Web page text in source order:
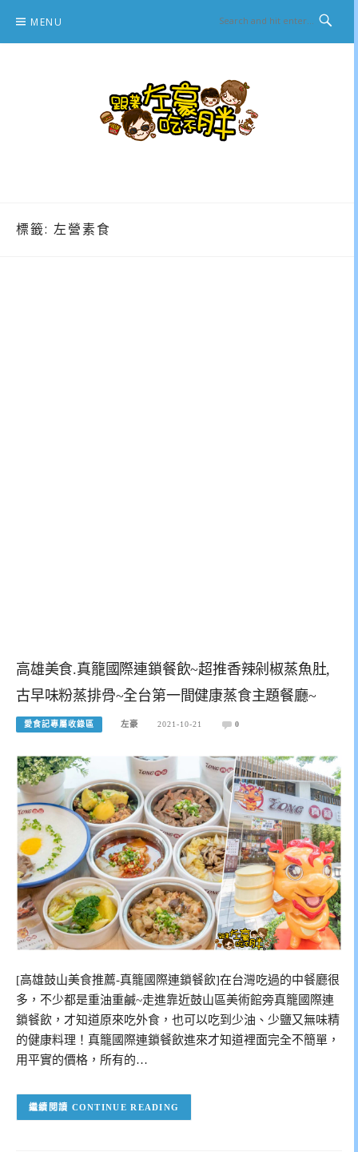
content
MENU
標籤: 左營素食
高雄美食.真籠國際連鎖餐飲~超推香辣剁椒蒸魚肚,
古早味粉蒸排骨~全台第一間健康蒸食主題餐廳~
愛食記專屬收錄區 左豪 2021-10-21 0
[高雄鼓山美食推薦-真籠國際連鎖餐飲]在台灣吃過的中餐廳很
多，不少都是重油重鹹~走進靠近鼓山區美術館旁真籠國際連
鎖餐飲，才知道原來吃外食，也可以吃到少油、少鹽又無味精
的健康料理！真籠國際連鎖餐飲進來才知道裡面完全不簡單，
用平實的價格，所有的…
CONTINUE READING